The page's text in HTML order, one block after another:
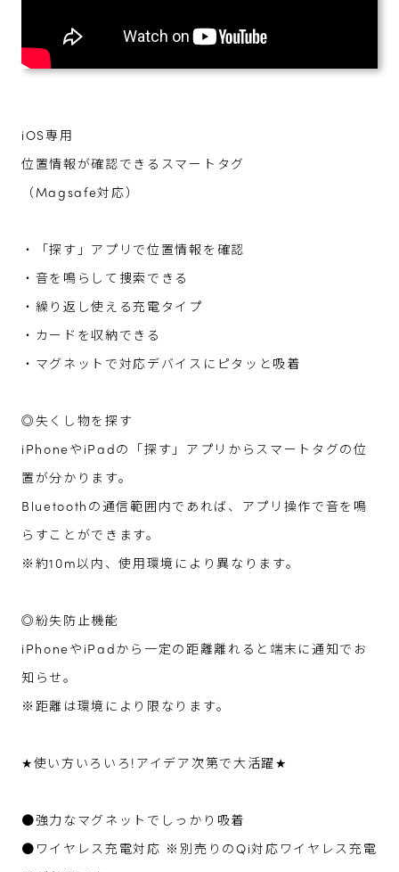
iOS専用
位置情報が確認できるスマートタグ
（Magsafe対応）
・「探す」アプリで位置情報を確認
・音を鳴らして捜索できる
・繰り返し使える充電タイプ
・カードを収納できる
・マグネットで対応デバイスにピタッと吸着
◎失くし物を探す
iPhoneやiPadの「探す」アプリからスマートタグの位
置が分かります。
Bluetoothの通信範囲内であれば、アプリ操作で音を鳴
らすことができます。
※約10m以内、使用環境により異なります。
◎紛失防止機能
iPhoneやiPadから一定の距離離れると端末に通知でお
知らせ。
※距離は環境により限なります。
★使い方いろいろ!アイデア次第で大活躍★
●強力なマグネットでしっかり吸着
●ワイヤレス充電対応 ※別売りのQi対応ワイヤレス充電